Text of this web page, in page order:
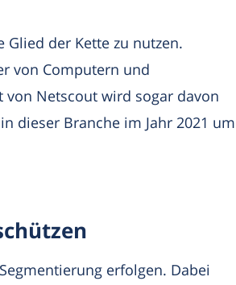
Glied der Kette zu nutzen.
von Computern und
von Netscout wird sogar davon
dieser Branche im Jahr 2021 um
erfolgen. Dabei